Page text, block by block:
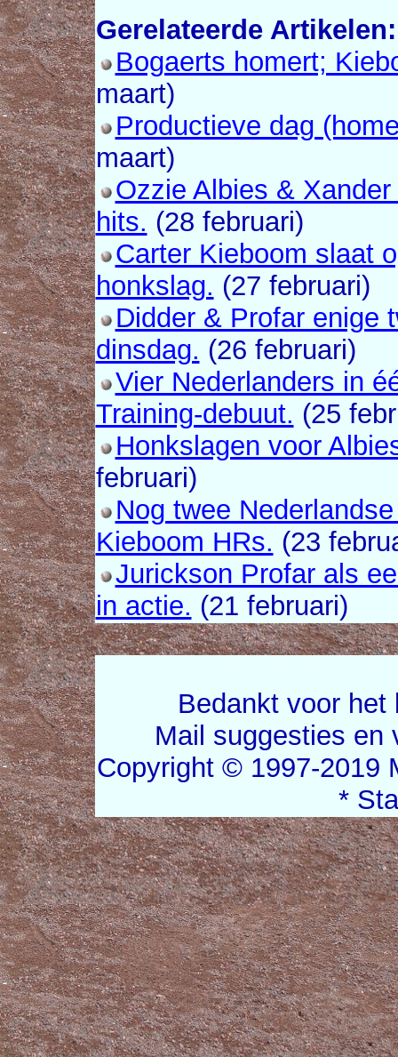
Gerelateerde Artikelen:
Bogaerts homert;
maart)
Productieve dag
maart)
Ozzie Albies &
hits. (28 februari)
Carter Kieboom slaat
honkslag. (27 februari)
Didder & Profar enige
dinsdag. (26 februari)
Vier Nederlanders in
Training-debuut. (25
Honkslagen voor
februari)
Nog twee
Kieboom HRs. (23
Jurickson Profar als
in actie. (21 februari)
Bedankt voor
Mail suggesties en
Copyright © 1997-2019
*